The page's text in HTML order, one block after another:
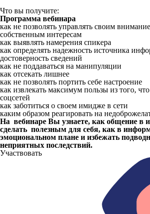
Что вы получите:
Программа вебинара
как не позволять управлять своим
собственным интересам
как выявлять намерения спикера
как определять надежность источника
достоверность сведений
как не поддаваться на манипуляции
как отсекать лишнее
как не позволять портить себе настроение
как извлекать максимум пользы из того,
соцсетей
как заботиться о своем имидже в сети
каким образом реагировать на
На вебинаре Вы узнаете, как общение в
сделать полезным для себя, как в
эмоциональном плане и избежать
неприятных последствий.
Участвовать